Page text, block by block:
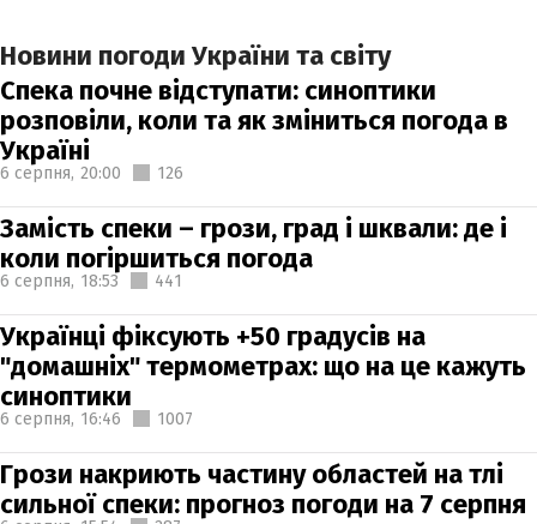
Новини погоди України та світу
Спека почне відступати: синоптики
розповіли, коли та як зміниться погода в
Україні
6 серпня, 20:00 126
Замість спеки – грози, град і шквали: де і
коли погіршиться погода
6 серпня, 18:53 441
Українці фіксують +50 градусів на
"домашніх" термометрах: що на це кажуть
синоптики
6 серпня, 16:46 1007
Грози накриють частину областей на тлі
сильної спеки: прогноз погоди на 7 серпня